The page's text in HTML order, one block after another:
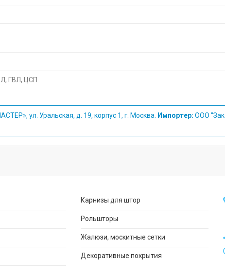
ГВЛ, ЦСП.
ул. Уральская, д. 19, корпус 1, г. Москва. Импортер: ООО
Карнизы для штор
Рольшторы
Жалюзи, москитные сетки
Декоративные покрытия